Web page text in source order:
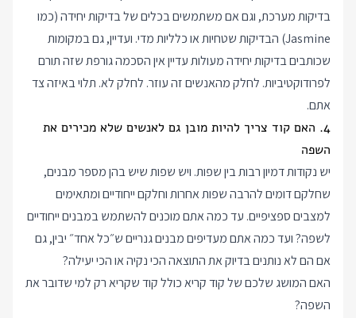
בדיקות מערכת, וגם אם משתמשים בכלים של בדיקות יחידה (כמו
Jasmine) הבדיקות שטחיות או כלליות מדי. ועדיין, גם במקומות
שכותבים בדיקות יחידה מעולות עדיין אין הסכמה גורפת שזה תורם
לפרודוקטיביות. לחלק מהאנשים זה עוזר. לחלק לא. תלוי באיזה צד
אתם.
4. האם קוד צריך להיות מובן גם לאנשים שלא מכירים את
השפה
יש נקודות דמיון רבות בין שפות. ויש שפות שיש בהן מספר מבנים,
שחלקם דומים להרבה שפות אחרות וחלקם ייחודיים ומתאימים
למצבים ספציפיים. עד כמה אתם מוכנים להשתמש במבנים ייחודיים
לשפה? ועד כמה אתם מעדיפים מבנים גנריים ש״כל אחד״ יבין, גם
אם הם לא נותנים בדיוק את התוצאה הכי נקיה או הכי יעילה?
האם המושג שלכם של קוד קריא כולל קוד שקריא רק למי שדובר את
השפה?